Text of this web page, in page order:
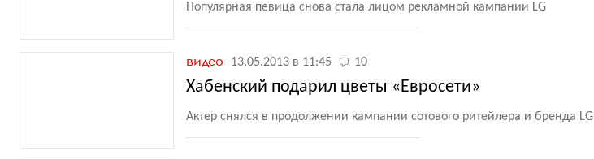
Популярная певица снова стала лицом рекламной кампании LG
видео 13.05.2013 в 11:45 10
Хабенский подарил цветы «Евросети»
Актер снялся в продолжении кампании сотового ритейлера и бренда LG